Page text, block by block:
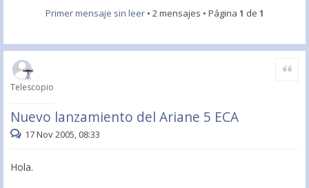
Primer mensaje sin leer• 2 mensajes • Página 1 de 1
Telescopio
Nuevo lanzamiento del Ariane 5 ECA
Citar
17 Nov 2005, 08:33
Hola.